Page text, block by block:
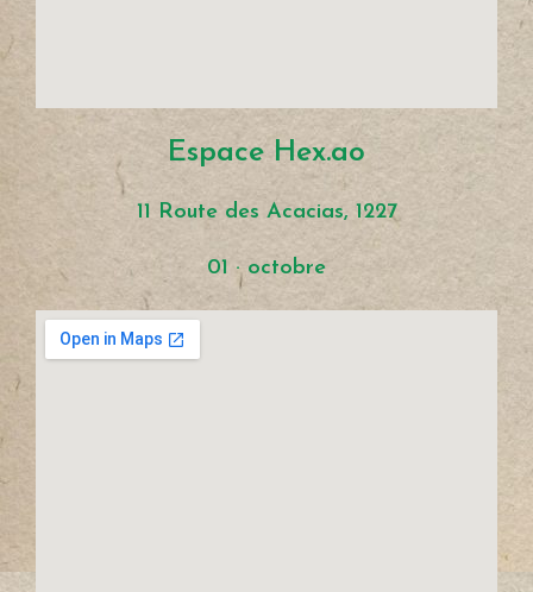
Espace Hex.ao
11 Route des Acacias, 1227
01 · octobre